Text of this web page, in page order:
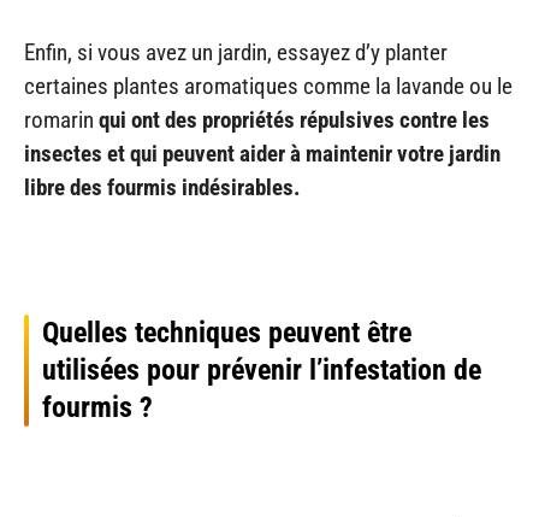
Enfin, si vous avez un jardin, essayez d’y planter
certaines plantes aromatiques comme la lavande ou le
romarin qui ont des propriétés répulsives contre les
insectes et qui peuvent aider à maintenir votre jardin
libre des fourmis indésirables.
Quelles techniques peuvent être
utilisées pour prévenir l’infestation de
fourmis ?